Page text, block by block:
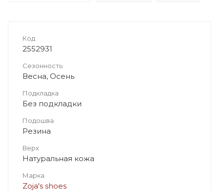
Код
2552931
Сезонность
Весна, Осень
Подкладка
Без подкладки
Подошва
Резина
Верх
Натуральная кожа
Марка
Zoja's shoes